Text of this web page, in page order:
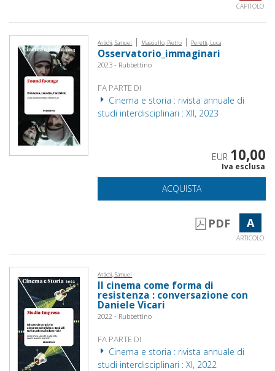
CAPITOLO
Antichi, Samuel | Masciullo, Pietro | Peretti, Luca
Osservatorio_immaginari
2023 - Rubbettino
FA PARTE DI
Cinema e storia : rivista annuale di
studi interdisciplinari : XII, 2023
EUR 10,00
Iva esclusa
ACQUISTA
PDF A
ARTICOLO
Antichi, Samuel
Il cinema come forma di
resistenza : conversazione con
Daniele Vicari
2022 - Rubbettino
FA PARTE DI
Cinema e storia : rivista annuale di
studi interdisciplinari : XI, 2022